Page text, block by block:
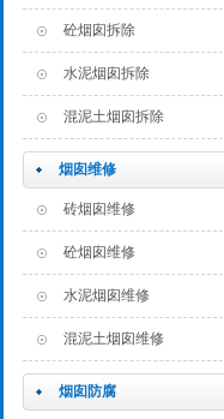
砼烟囱拆除
水泥烟囱拆除
混泥土烟囱拆除
烟囱维修
砖烟囱维修
砼烟囱维修
水泥烟囱维修
混泥土烟囱维修
烟囱防腐